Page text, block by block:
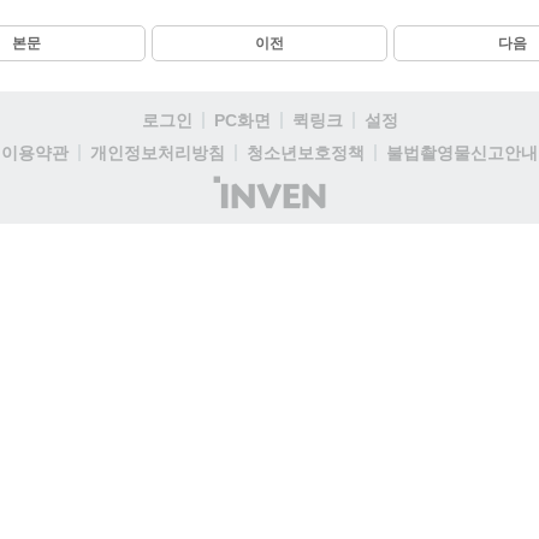
본문 이전 다음
로그인 PC화면 퀵링크
설정
이용약관
개인정보처리방침 청소년보호정책
불법촬영물신고안내
(주)
인